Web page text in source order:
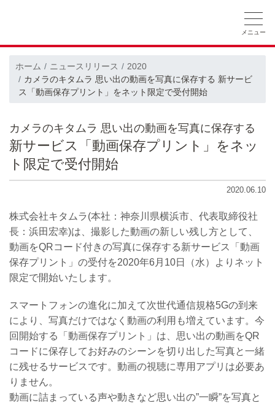
採用情報 CSRの取り組み
ホーム ニュースリリース
2020
カメラのキタムラ 思い出の動画を写真に保存する 新サービ
ス「動画保存プリント」をネット限定で受付開始
カメラのキタムラ 思い出の動画を写真に保存する
新サービス「動画保存プリント」をネッ
ト限定で受付開始
2020.06.10
株式会社キタムラ(本社：神奈川県横浜市、代表取締役社
長：浜田宏幸)は、撮影した動画の新しい残し方として、
動画をQRコード付きの写真に保存する新サービス「動画
保存プリント」の受付を2020年6月10日（水）よりネット
限定で開始いたします。
スマートフォンの進化に加えて次世代通信規格5Gの到来
により、写真だけではなく動画の利用も増えています。今
回開始する「動画保存プリント」は、思い出の動画をQR
コードに保存してお好みのシーンを切り出した写真と一緒
に残せるサービスです。動画の視聴に専用アプリは必要あ
りません。
動画に詰まっている声や動きなど思い出の”一瞬”を写真と